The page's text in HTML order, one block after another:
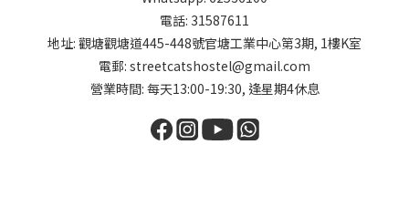
電話: 31587611
地址: 觀塘觀塘道445-448號官塘工業中心第3期, 1樓K室
電郵: streetcatshostel@gmail.com
營業時間: 每天13:00-19:30, 逢星期4休息